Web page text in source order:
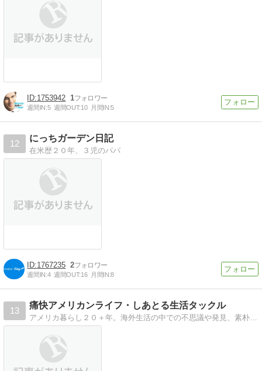
1753942 1
週間IN:5 週間OUT:10 月間IN:5
12
にっちガーデン日記
在米歴２０年、３児のパパ
1767235 2
週間IN:4 週間OUT:16 月間IN:8
13
痛快アメリカンライフ・しあとる生活タックル
アメリカ暮らし２０＋年。海外生活の中での不思議や発見、素朴な疑問についてなどなど、シアトルに住む大の猫好き日本人が繰り広げるブラントトーク。